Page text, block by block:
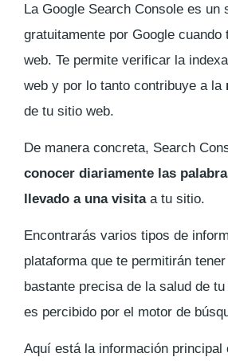
La Google Search Console es un
gratuitamente por Google cuando
web. Te permite verificar la
web y por lo tanto contribuye a la
de tu sitio web.
De manera concreta, Search
conocer diariamente las
llevado a una visitaa tu sitio.
Encontrarás varios tipos de
plataforma que te permitirán
bastante precisa de la salud de
es percibido por el motor de
Aquí está la información principal